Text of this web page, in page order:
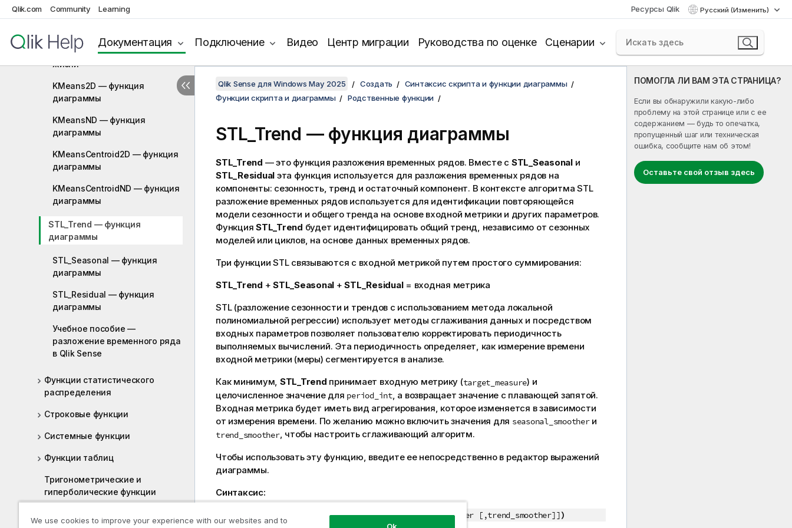
Qlik.com Community Learning Ресурсы Qlik Русский (Изменить)
Документация Подключение Видео Центр миграции Руководства по оценке Сценарии
HRank — функция диаграммы
Оптимизация методом k-
средних: пример из реальной
жизни
KMeans2D — функция
диаграммы
KMeansND — функция
диаграммы
KMeansCentroid2D — функция
диаграммы
KMeansCentroidND — функция
диаграммы
STL_Trend — функция
диаграммы
STL_Seasonal — функция
диаграммы
STL_Residual — функция
диаграммы
Учебное пособие —
разложение временного ряда
в Qlik Sense
Функции статистического
распределения
Строковые функции
Системные функции
Функции таблиц
Тригонометрические и
гиперболические функции
ПОМОГЛА ЛИ ВАМ ЭТА СТРАНИЦА?
Если вы обнаружили какую-либо
проблему на этой странице или с ее
содержанием — будь то опечатка,
пропущенный шаг или техническая
ошибка, сообщите нам об этом!
Оставьте свой отзыв здесь
Qlik Sense для Windows May 2025 Создать
Синтаксис скрипта и функции диаграммы
Функции скрипта и диаграммы
Родственные функции
STL_Trend — функция диаграммы
STL_Trend — это функция разложения временных рядов. Вместе с STL_Seasonalи
STL_Residual эта функция используется для разложения временных рядов на
компоненты: сезонность, тренд и остаточный компонент. В контексте алгоритма STL
разложение временных рядов используется для идентификации повторяющейся
модели сезонности и общего тренда на основе входной метрики и других параметров.
Функция STL_Trend будет идентифицировать общий тренд, независимо от сезонных
моделей или циклов, на основе данных временных рядов.
Три функции STL связываются с входной метрикой путем простого суммирования:
STL_Trend + STL_Seasonal +STL_Residual= входная метрика
STL (разложение сезонности и трендов с использованием метода локальной
полиномиальной регрессии) использует методы сглаживания данных и посредством
входных параметров позволяет пользователю корректировать периодичность
выполняемых вычислений. Эта периодичность определяет, как измерение времени
входной метрики (меры) сегментируется в анализе.
Как минимум, STL_Trend принимает входную метрику (target_measure) и
целочисленное значение для period_int, а возвращает значение с плавающей запятой.
Входная метрика будет иметь вид агрегирования, которое изменяется в зависимости
от измерения времени. По желанию можно включить значения для seasonal_smootherи
trend_smoother, чтобы настроить сглаживающий алгоритм.
Чтобы использовать эту функцию, введите ее непосредственно в редактор выражений
диаграммы.
Синтаксис:
target_measure, period_int [,seasonal_smoother [,trend_smoother]])
We use cookies to improve your experience with our websites and to